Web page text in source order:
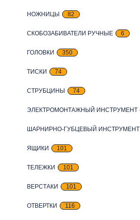
НОЖНИЦЫ 82
СКОБОЗАБИВАТЕЛИ РУЧНЫЕ 6
ГОЛОВКИ 350
ТИСКИ 74
СТРУБЦИНЫ 74
ЭЛЕКТРОМОНТАЖНЫЙ ИНСТРУМЕНТ
ШАРНИРНО-ГУБЦЕВЫЙ ИНСТРУМЕНТ
ЯЩИКИ 101
ТЕЛЕЖКИ 101
ВЕРСТАКИ 101
ОТВЕРТКИ 116